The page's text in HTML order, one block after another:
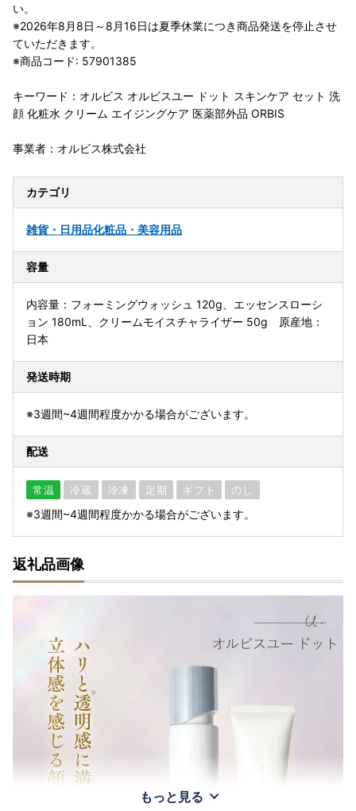
い。
※2026年8月8日～8月16日は夏季休業につき商品発送を停止させ
ていただきます。
※商品コード: 57901385
キーワード：オルビス オルビスユー ドット スキンケア セット 洗
顔 化粧水 クリーム エイジングケア 医薬部外品 ORBIS
事業者：オルビス株式会社
カテゴリ
雑貨・日用品化粧品・美容用品
容量
内容量：フォーミングウォッシュ 120g、エッセンスローシ
ョン 180mL、クリームモイスチャライザー 50g 原産地：
日本
発送時期
※3週間~4週間程度かかる場合がございます。
配送
常温 冷蔵 冷凍 定期 ギフト のし
※3週間~4週間程度かかる場合がございます。
返礼品画像
もっと見る